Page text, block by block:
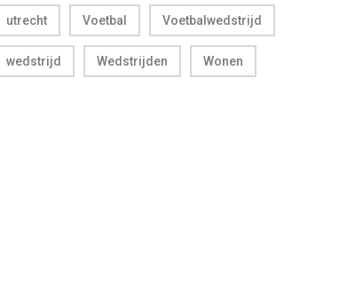
utrecht Voetbal Voetbalwedstrijd
wedstrijd Wedstrijden Wonen